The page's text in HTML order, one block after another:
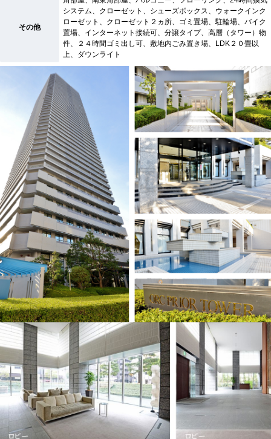
その他
システム、クローゼット、シューズボックス、ウォークインク
ローゼット、クローゼット２ヵ所、ゴミ置場、駐輪場、バイク
置場、インターネット接続可、分譲タイプ、高層（タワー）物
件、２４時間ゴミ出し可、敷地内ごみ置き場、LDK２０畳以
上、ダウンライト